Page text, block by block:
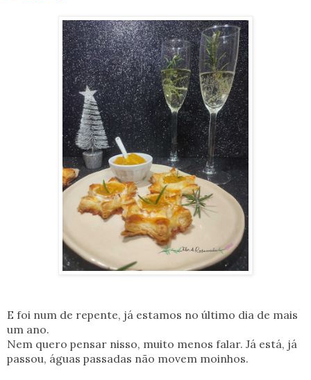
E foi num de repente, já estamos no último dia de mais
um ano.
Nem quero pensar nisso, muito menos falar. Já está, já
passou, águas passadas não movem moinhos.